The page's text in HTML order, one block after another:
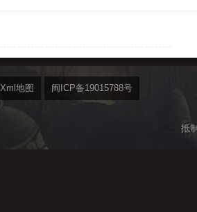
Xml地图 闽ICP备19015788号
抵